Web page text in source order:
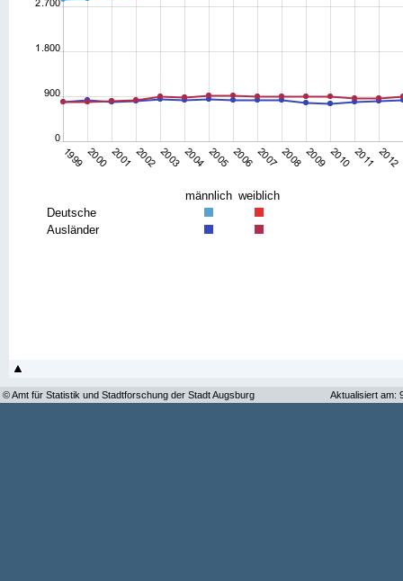
männlich weiblich
Deutsche
Ausländer
© Amt für Statistik und Stadtforschung der Stadt Augsburg Aktualisiert am: